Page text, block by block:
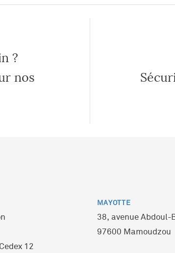
?
nos
12
MAYOTTE
38, avenue Abdoul-
97600 Mamoudzou